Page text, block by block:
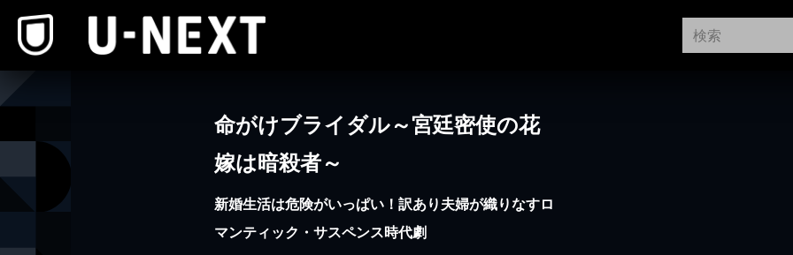
命がけブライダル～宮廷密使の花
嫁は暗殺者～
新婚生活は危険がいっぱい！訳あり夫婦が織りなすロ
マンティック・サスペンス時代劇